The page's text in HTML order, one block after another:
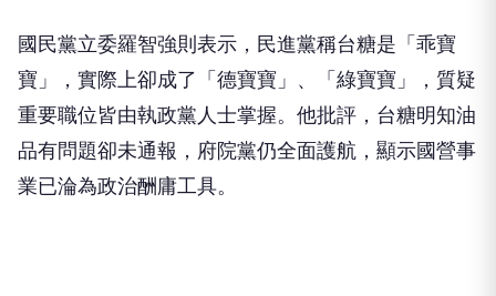
國民黨立委羅智強則表示，民進黨稱台糖是「乖寶
寶」，實際上卻成了「德寶寶」、「綠寶寶」，質疑
重要職位皆由執政黨人士掌握。他批評，台糖明知油
品有問題卻未通報，府院黨仍全面護航，顯示國營事
業已淪為政治酬庸工具。